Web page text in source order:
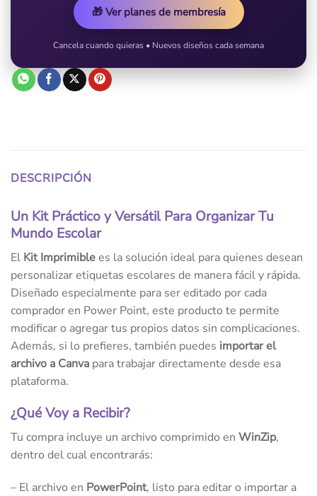
🎁 Ver planes de membresía
Cancela cuando quieras • Nuevos diseños cada semana
DESCRIPCIÓN
Un Kit Práctico y Versátil Para Organizar Tu
Mundo Escolar
El Kit Imprimiblees la solución ideal para quienes desean
personalizar etiquetas escolares de manera fácil y rápida.
Diseñado especialmente para ser editado por cada
comprador en Power Point, este producto te permite
modificar o agregar tus propios datos sin complicaciones.
Además, si lo prefieres, también puedes importar el
archivo a Canva para trabajar directamente desde esa
plataforma.
¿Qué Voy a Recibir?
Tu compra incluye un archivo comprimido en WinZip,
dentro del cual encontrarás:
– El archivo en PowerPoint, listo para editar o importar a